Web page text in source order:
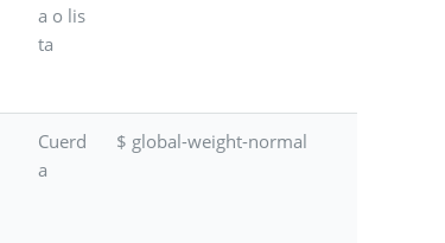
a o lis
ta
Cuerd
a
$ global-weight-normal